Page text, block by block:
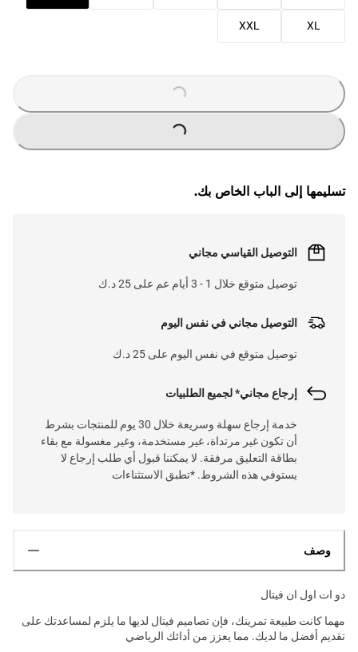
XL
XXL
...
...
تسليمها إلى الباب الخاص بك.
التوصيل القياسي مجاني
توصيل متوقع خلال 1 - 3 أيام عم على 25 د.ك
التوصيل مجاني في نفس اليوم
توصيل متوقع في نفس اليوم على 25 د.ك
إرجاع مجاني* لجميع الطلبيات
خدمة إرجاع سهلة وسريعة خلال 30 يوم للمنتجات بشرط
أن تكون غير مرتداة، غير مستخدمة، وغير مغسولة مع بقاء
بطاقة التعليق مرفقة. لا يمكننا قبول أي طلب إرجاع لا
يستوفي هذه الشروط. *تطبق الاستثناءات
وصف
دو ات اول ان فيتال
مهما كانت طبيعة تمرينك، فإن تصاميم فيتال لديها ما يلزم لمساعدتك على
تقديم أفضل ما لديك. مما يعزز من أدائك الرياضي